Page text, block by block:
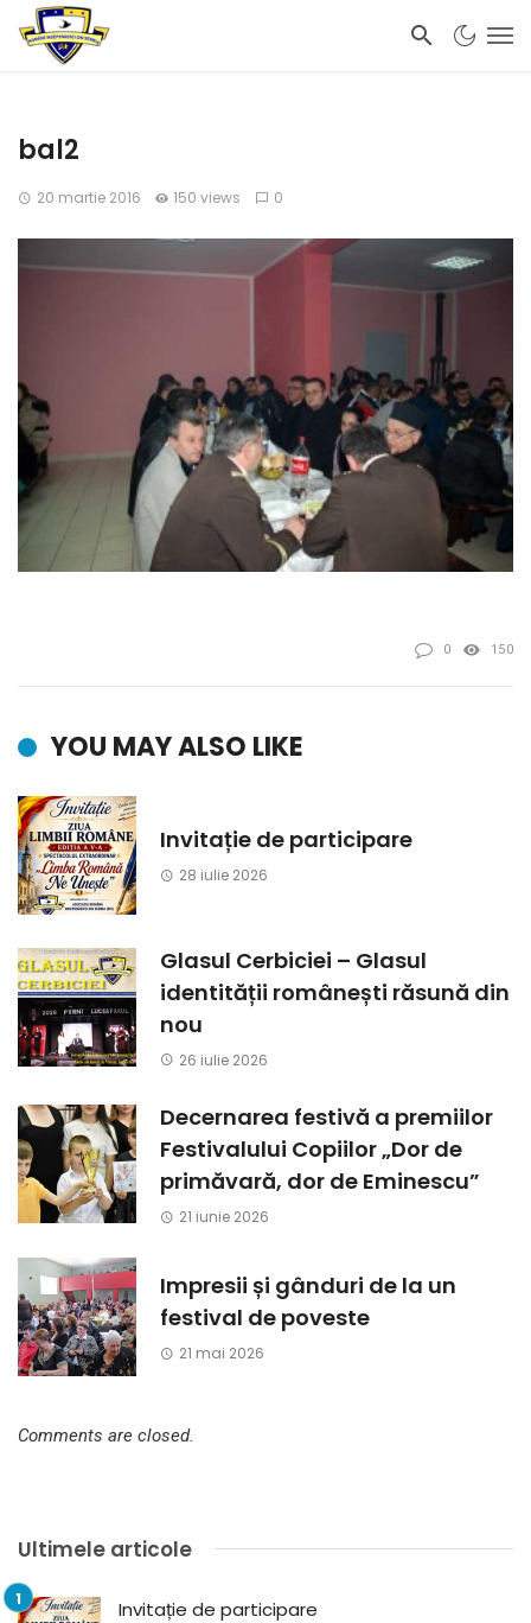
bal2
20 martie 2016 150 views 0
0 150
YOU MAY ALSO LIKE
Invitație de participare
28 iulie 2026
Glasul Cerbiciei – Glasul
identității românești răsună din
nou
26 iulie 2026
Decernarea festivă a premiilor
Festivalului Copiilor „Dor de
primăvară, dor de Eminescu”
21 iunie 2026
Impresii și gânduri de la un
festival de poveste
21 mai 2026
Comments are closed.
Ultimele articole
Invitație de participare